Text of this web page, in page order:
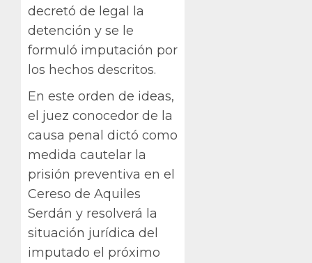
decretó de legal la
detención y se le
formuló imputación por
los hechos descritos.
En este orden de ideas,
el juez conocedor de la
causa penal dictó como
medida cautelar la
prisión preventiva en el
Cereso de Aquiles
Serdán y resolverá la
situación jurídica del
imputado el próximo